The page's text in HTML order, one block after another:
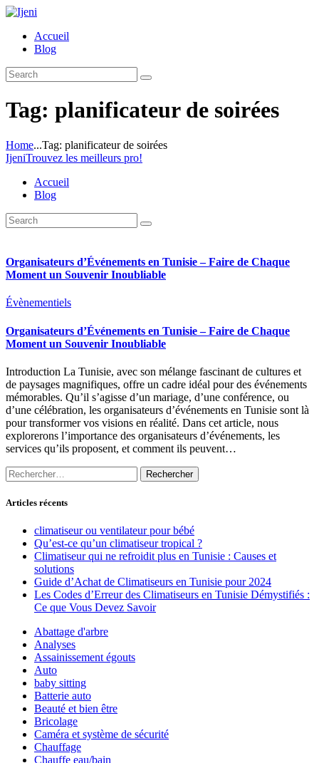
Accueil
Blog
Tag: planificateur de soirées
Home...Tag: planificateur de soirées
IjeniTrouvez les meilleurs pro!
Accueil
Blog
Organisateurs d’Événements en Tunisie – Faire de Chaque
Moment un Souvenir Inoubliable
Évènementiels
Organisateurs d’Événements en Tunisie – Faire de Chaque
Moment un Souvenir Inoubliable
Introduction La Tunisie, avec son mélange fascinant de cultures et
de paysages magnifiques, offre un cadre idéal pour des événements
mémorables. Qu’il s’agisse d’un mariage, d’une conférence, ou
d’une célébration, les organisateurs d’événements en Tunisie sont là
pour transformer vos visions en réalité. Dans cet article, nous
explorerons l’importance des organisateurs d’événements, les
services qu’ils proposent, et comment ils peuvent…
Rechercher :
Articles récents
climatiseur ou ventilateur pour bébé
Qu’est-ce qu’un climatiseur tropical ?
Climatiseur qui ne refroidit plus en Tunisie : Causes et
solutions
Guide d’Achat de Climatiseurs en Tunisie pour 2024
Les Codes d’Erreur des Climatiseurs en Tunisie Démystifiés :
Ce que Vous Devez Savoir
Abattage d'arbre
Analyses
Assainissement égouts
Auto
baby sitting
Batterie auto
Beauté et bien être
Bricolage
Caméra et système de sécurité
Chauffage
Chauffe eau/bain